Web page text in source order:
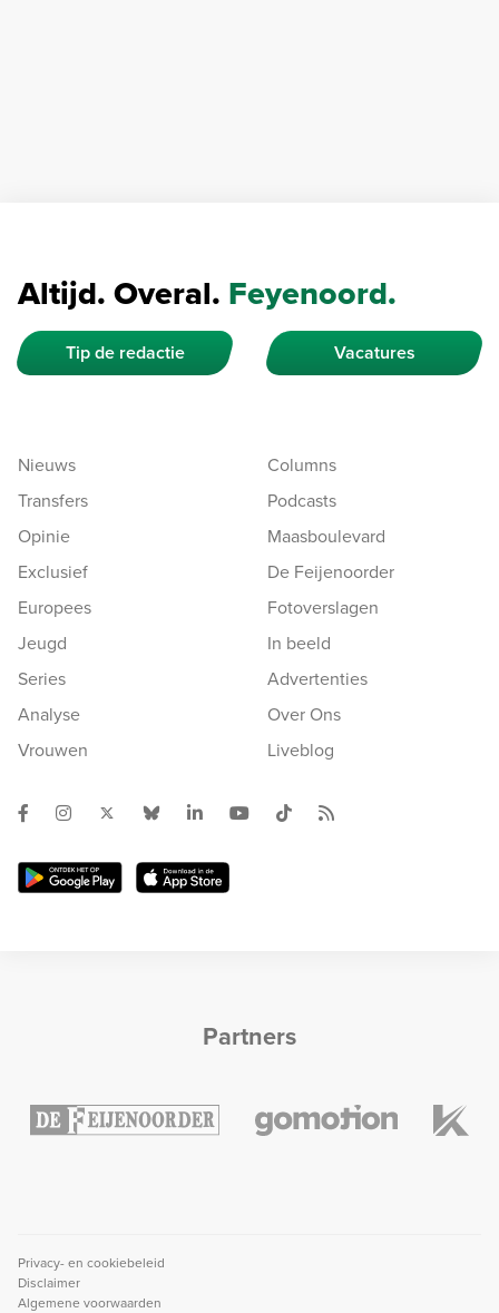
Altijd. Overal. Feyenoord.
Tip de redactie Vacatures
Nieuws
Transfers
Opinie
Exclusief
Europees
Jeugd
Series
Analyse
Vrouwen
Columns
Podcasts
Maasboulevard
De Feijenoorder
Fotoverslagen
In beeld
Advertenties
Over Ons
Liveblog
Partners
Privacy- en cookiebeleid
Disclaimer
Algemene voorwaarden